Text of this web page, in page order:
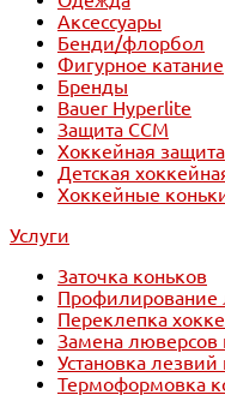
Аксессуары
Бенди/флорбол
Фигурное катание
Бренды
Bauer Hyperlite
Защита CCM
Хоккейная защита
Детская
Хоккейные
Услуги
Заточка коньков
Профилирование
Переклепка
Замена люверсов
Установка
Термоформовка